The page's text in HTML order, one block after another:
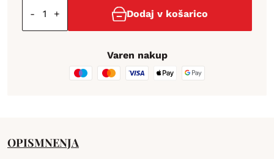
- + Dodaj v košarico
Varen nakup
OPISMNENJA